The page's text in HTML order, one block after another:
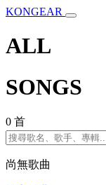
KONGEAR
ALL
SONGS
0 首
尚無歌曲